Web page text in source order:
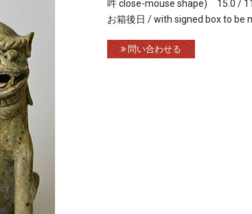
吽 close-mouse shape) 15.0 /
お箱後日 / with signed box to be
問い合わせる